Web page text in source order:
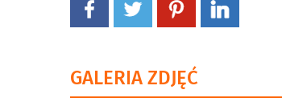
GALERIA ZDJĘĆ